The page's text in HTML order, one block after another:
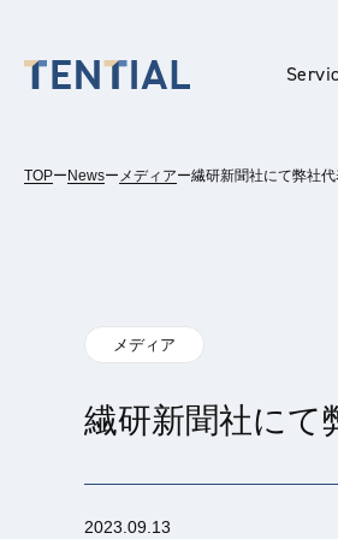
TOPー Newsー メディアー繊研新聞社にて弊社
メディア
繊研新聞社にて
2023.09.13